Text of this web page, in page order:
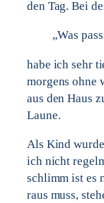
den Tag. Bei
„Was
habe ich sehr
morgens ohne
aus den Haus
Laune.
Als Kind
ich nicht
schlimm ist es
raus muss,